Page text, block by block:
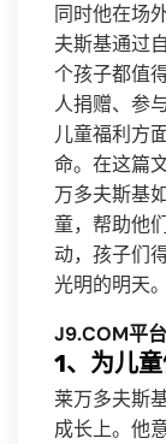
同时他在场
夫斯基通过
个孩子都值
人捐赠、参
儿童福利方
命。在这篇
万多夫斯基
童，帮助他
动，孩子们
光明的明天。
J9.COM平台
1、为儿
莱万多夫斯
成长上。他